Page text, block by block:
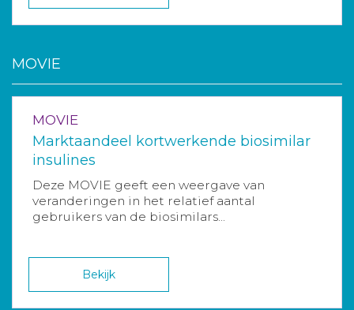
MOVIE
MOVIE
Marktaandeel kortwerkende biosimilar
insulines
Deze MOVIE geeft een weergave van
veranderingen in het relatief aantal
gebruikers van de biosimilars...
Bekijk